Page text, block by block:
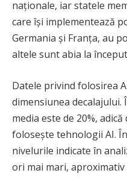
naționale, iar statele
care își implementează
Germania și Franța, au
altele sunt abia la
Datele privind folosirea
dimensiunea decalajului.
media este de 20%,
folosește tehnologii AI.
nivelurile indicate în
ori mai mari, aproximativ